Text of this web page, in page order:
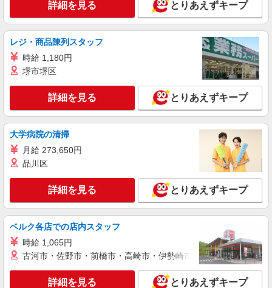
詳細を見る とりあえずキープ
レジ・商品陳列スタッフ
時給 1,180円
堺市堺区
詳細を見る とりあえずキープ
大学病院の清掃
月給 273,650円
品川区
詳細を見る とりあえずキープ
ベルク各店での店内スタッフ
時給 1,065円
古河市・佐野市・前橋市・高崎市・伊勢崎市・太田市・館林市
詳細を見る とりあえずキープ